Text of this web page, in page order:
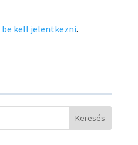
be kell jelentkezni.